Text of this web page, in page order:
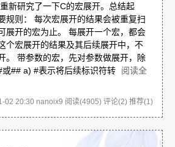
新研究了一下C的宏展开。总结起
规则： 每次宏展开的结果会被重复扫
展开的宏为止。 每展开一个宏，都会
个宏展开的结果及其后续展开中，不
。 带参数的宏，先对参数做展开，除
## a) #表示将后续标识符转
阅读全
02 20:30 nanoix9 阅读(4905) 评论(2) 推荐(1)